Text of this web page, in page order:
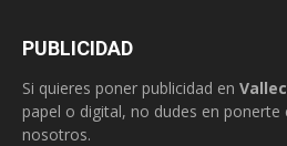
PUBLICIDAD
Si quieres poner publicidad en
papel o digital, no dudes en
nosotros.